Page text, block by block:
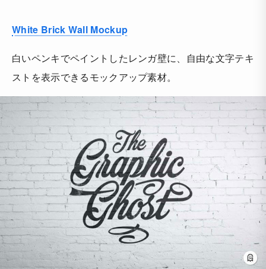
White Brick Wall Mockup
白いペンキでペイントしたレンガ壁に、自由な文字テキ
ストを表示できるモックアップ素材。